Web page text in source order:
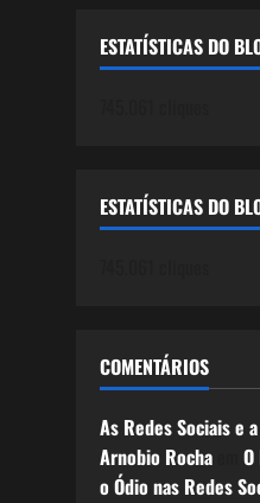
ESTATÍSTICAS DO
ESTATÍSTICAS DO
COMENTÁRIOS
As Redes Sociais e
Arnobio Rochaem
o Ódio nas Redes